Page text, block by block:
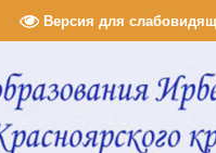
Версия для